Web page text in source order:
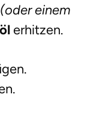
(oder einem
erhitzen.